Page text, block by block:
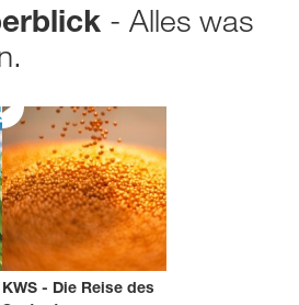
- Alles was
KWS - Die Reise des